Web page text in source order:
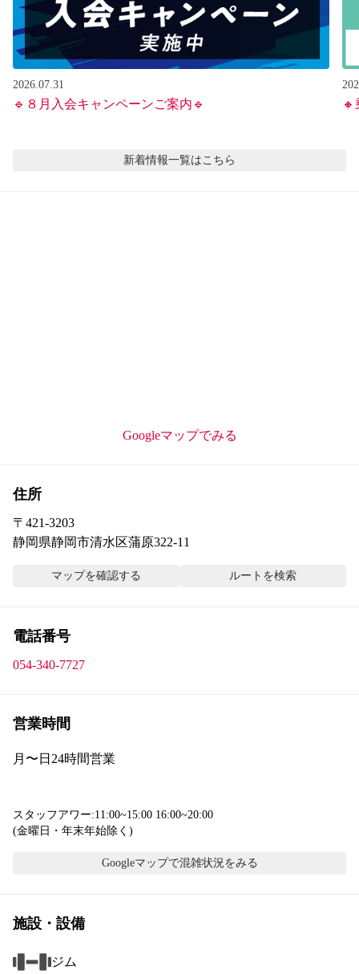
2026.07.31
🔹８月入会キャンペーンご案内🔹
新着情報一覧はこちら
Googleマップでみる
住所
〒 421-3203
静岡県静岡市清水区蒲原322-11
マップを確認する ルートを検索
電話番号
054-340-7727
営業時間
月〜日 24時間営業
スタッフアワー:11:00~15:00 16:00~20:00
(金曜日・年末年始除く)
Googleマップで混雑状況をみる
施設・設備
ジム